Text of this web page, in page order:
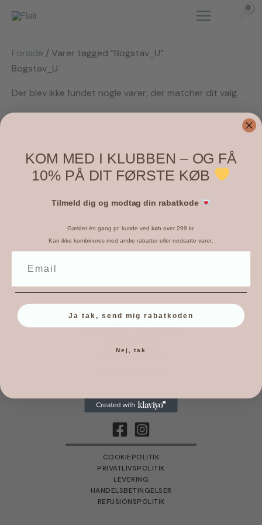
Forside / Varer tagged “Bogstav_U”
Bogstav_U
Der blev ikke fundet nogle varer, der matcher dit valg.
Flair
Vesterbygade 31, Blenstrup
COOKIEPOLITIK
PRIVATLIVSPOLITIK
LEVERING
HANDELSBETINGELSER
REFUSIONSPOLITIK
KOM MED I KLUBBEN – OG FÅ
10% PÅ DIT FØRSTE KØB
Tilmeld dig og modtag din rabatkode
Gælder én gang pr. kunde ved køb over 299 kr.
Kan ikke kombineres med andre rabatter eller nedsatte varer.
Ja tak, send mig rabatkoden
Nej, tak